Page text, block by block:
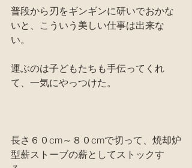
普段から刃をギンギンに研いでおかな
いと、こういう美しい仕事は出来な
い。
運ぶのは子どもたちも手伝ってくれ
て、一気にやっつけた。
長さ６０cm～８０cmで切って、焼却炉
型薪ストーブの薪としてストックす